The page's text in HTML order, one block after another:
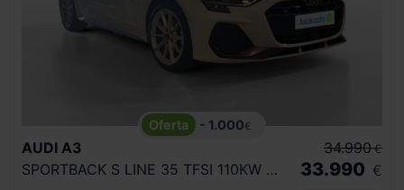
- 1.000€
AUDI A3
SPORTBACK S LINE 35 TFSI 110KW S TRONIC
34.990 €
33.990 €